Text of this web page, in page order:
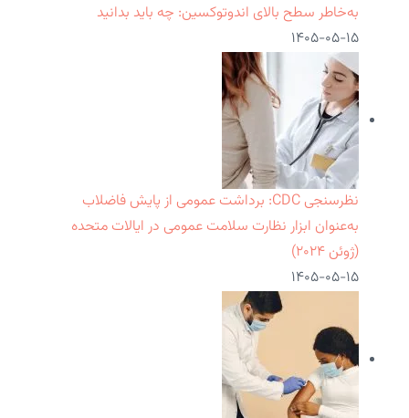
به‌خاطر سطح بالای اندوتوکسین: چه باید بدانید
۱۴۰۵-۰۵-۱۵
نظرسنجی CDC: برداشت عمومی از پایش فاضلاب
به‌عنوان ابزار نظارت سلامت عمومی در ایالات متحده
(ژوئن ۲۰۲۴)
۱۴۰۵-۰۵-۱۵